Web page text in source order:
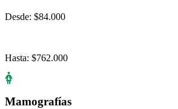
Desde: $84.000
Hasta: $762.000
Mamografías